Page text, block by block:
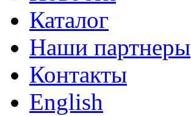
Каталог
Наши партнеры
Контакты
English